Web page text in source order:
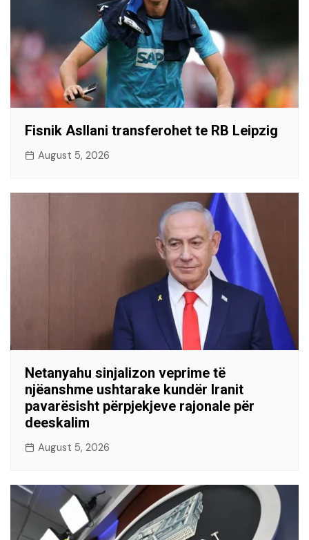
Fisnik Asllani transferohet te RB Leipzig
August 5, 2026
Netanyahu sinjalizon veprime të
njëanshme ushtarake kundër Iranit
pavarësisht përpjekjeve rajonale për
deeskalim
August 5, 2026